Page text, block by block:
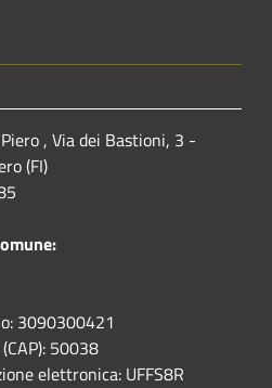
, Via dei Bastioni, 3 -
(FI)
3090300421
50038
elettronica: UFFS8R